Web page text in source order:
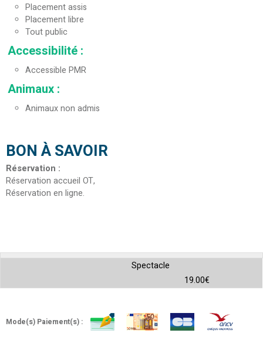
Placement assis
Placement libre
Tout public
Accessibilité :
Accessible PMR
Animaux :
Animaux non admis
BON À SAVOIR
Réservation :
Réservation accueil OT
Réservation en ligne
Spectacle
19.00€
Mode(s) Paiement(s) :